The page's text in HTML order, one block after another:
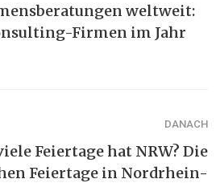
weltweit:
Firmen im Jahr
DANACH
Feiertage hat NRW? Die
Feiertage in Nordrhein-